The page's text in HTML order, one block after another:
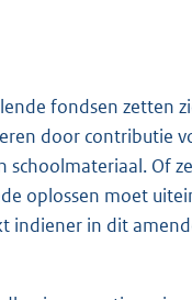
fondsen zetten
door contributie
Of
oplossen moet
indiener in dit